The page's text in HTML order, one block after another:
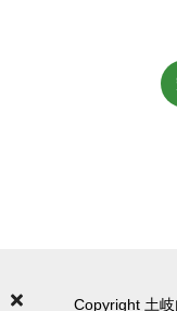
Copyright 土